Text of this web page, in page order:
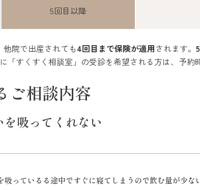
5回目以降
院で出産されても4回目まで保険が適用されます。
「すくすく相談室」の受診を希望される方は、予約
ご相談内容
を吸ってくれない
吸っているる途中ですぐに寝てしまうので飲む量が少